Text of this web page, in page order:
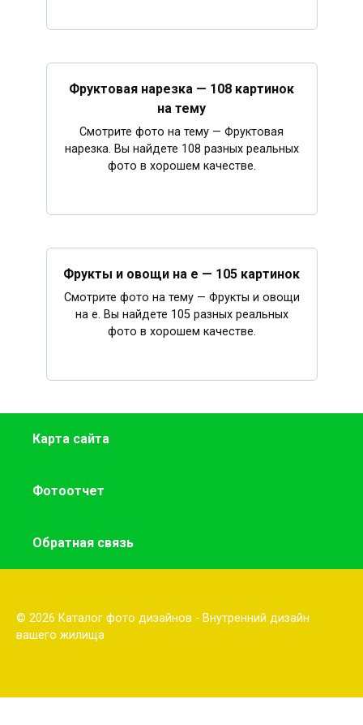
Фруктовая нарезка — 108 картинок
на тему
Смотрите фото на тему — Фруктовая
нарезка. Вы найдете 108 разных реальных
фото в хорошем качестве.
Фрукты и овощи на е — 105 картинок
Смотрите фото на тему — Фрукты и овощи
на е. Вы найдете 105 разных реальных
фото в хорошем качестве.
Карта сайта
Фотоотчет
Обратная связь
© 2026 Каталог фото дизайнов - Внутренний дизайн
вашего жилища